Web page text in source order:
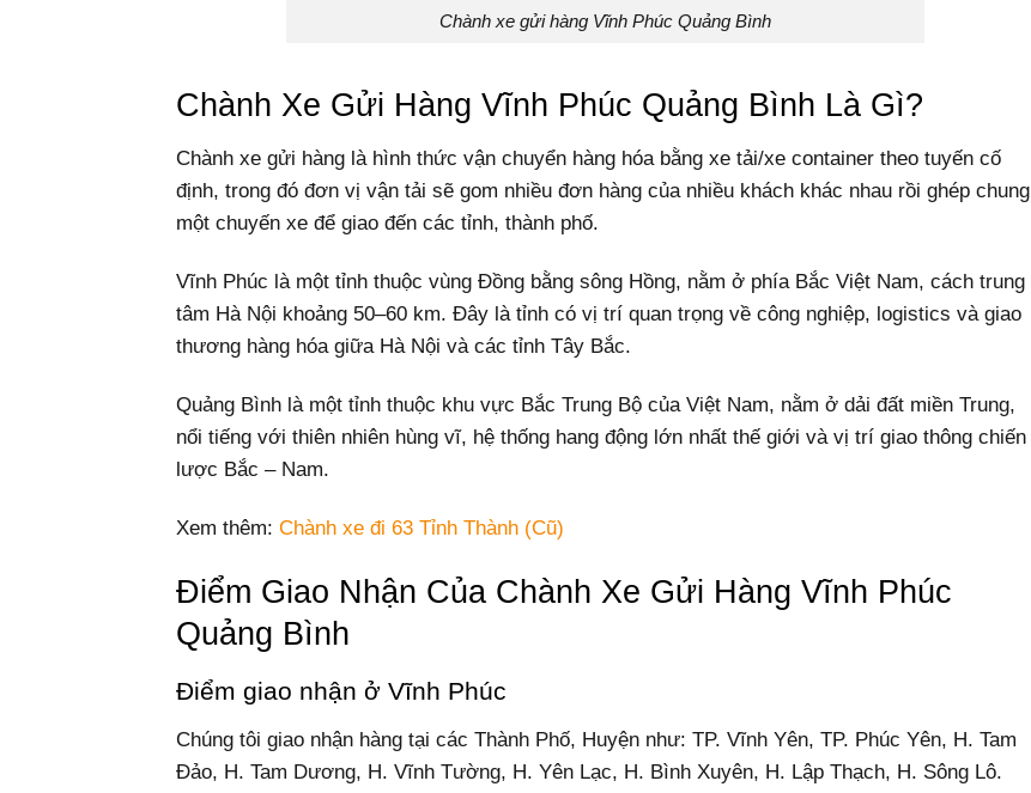
Chành xe gửi hàng Vĩnh Phúc Quảng Bình
Chành Xe Gửi Hàng Vĩnh Phúc Quảng Bình Là Gì?
Chành xe gửi hàng là hình thức vận chuyển hàng hóa bằng xe tải/xe container theo tuyến cố
định, trong đó đơn vị vận tải sẽ gom nhiều đơn hàng của nhiều khách khác nhau rồi ghép chung
một chuyến xe để giao đến các tỉnh, thành phố.
Vĩnh Phúc là một tỉnh thuộc vùng Đồng bằng sông Hồng, nằm ở phía Bắc Việt Nam, cách trung
tâm Hà Nội khoảng 50–60 km. Đây là tỉnh có vị trí quan trọng về công nghiệp, logistics và giao
thương hàng hóa giữa Hà Nội và các tỉnh Tây Bắc.
Quảng Bình là một tỉnh thuộc khu vực Bắc Trung Bộ của Việt Nam, nằm ở dải đất miền Trung,
nổi tiếng với thiên nhiên hùng vĩ, hệ thống hang động lớn nhất thế giới và vị trí giao thông chiến
lược Bắc – Nam.
Xem thêm: Chành xe đi 63 Tỉnh Thành (Cũ)
Điểm Giao Nhận Của Chành Xe Gửi Hàng Vĩnh Phúc
Quảng Bình
Điểm giao nhận ở Vĩnh Phúc
Chúng tôi giao nhận hàng tại các Thành Phố, Huyện như: TP. Vĩnh Yên, TP. Phúc Yên, H. Tam
Đảo, H. Tam Dương, H. Vĩnh Tường, H. Yên Lạc, H. Bình Xuyên, H. Lập Thạch, H. Sông Lô.